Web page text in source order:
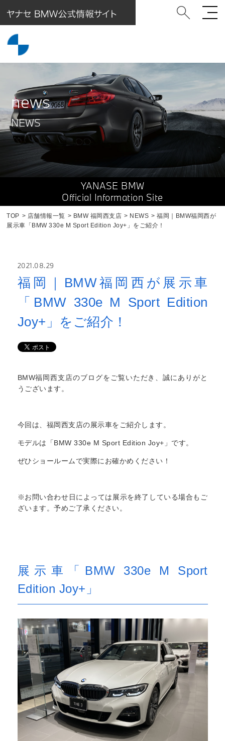
news
NEWS
YANASE BMW
Official Information Site
TOP 店舗情報一覧 BMW 福岡西支店 NEWS
福岡｜BMW福岡西が
展示車「BMW 330e M Sport Edition Joy+」をご紹介！
2021.08.29
福岡｜BMW福岡西が展示車
「BMW 330e M Sport Edition
Joy+」をご紹介！
BMW福岡西支店のブログをご覧いただき、誠にありがと
うございます。
今回は、福岡西支店の展示車をご紹介します。
モデルは「BMW 330e M Sport Edition Joy+」です。
ぜひショールームで実際にお確かめください！
※お問い合わせ日によっては展示を終了している場合もご
ざいます。予めご了承ください。
展示車「BMW 330e M Sport
Edition Joy+」